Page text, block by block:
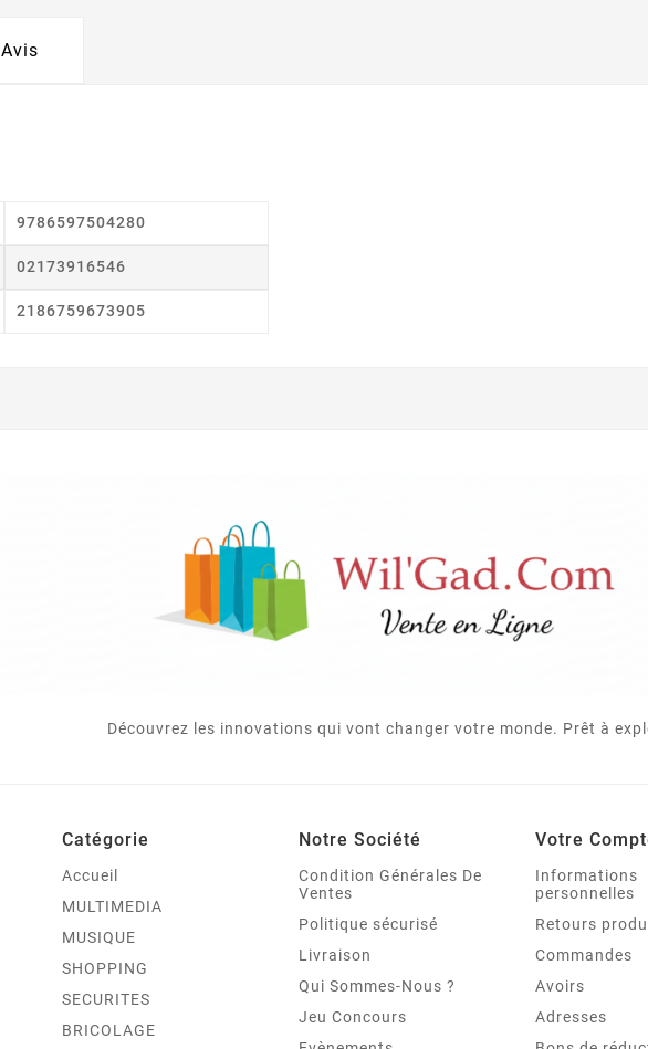
Avis
9786597504280
02173916546
2186759673905
Découvrez les innovations qui vont changer votre monde. Prêt à
Catégorie
Accueil
MULTIMEDIA
MUSIQUE
SHOPPING
SECURITES
BRICOLAGE
Notre Société
Condition Générales De
Ventes
Politique sécurisé
Livraison
Qui Sommes-Nous ?
Jeu Concours
Votre
Informations
personnelles
Retours
Commandes
Avoirs
Adresses